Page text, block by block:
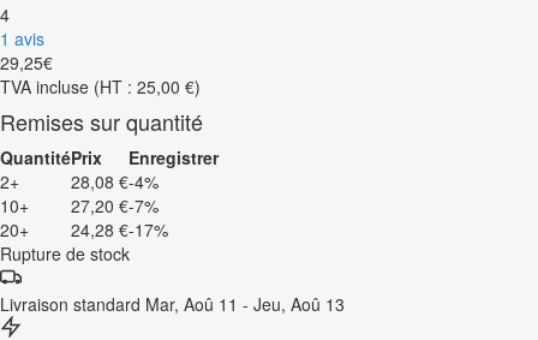
4
1 avis
29,25€
TVA incluse (HT : 25,00 €)
Remises sur quantité
QuantitéPrix
Enregistrer
2+
28,08 €-4%
10+
27,20 €-7%
20+
24,28 €-17%
Rupture de stock
Livraison standard Mar, Aoû 11 - Jeu, Aoû 13